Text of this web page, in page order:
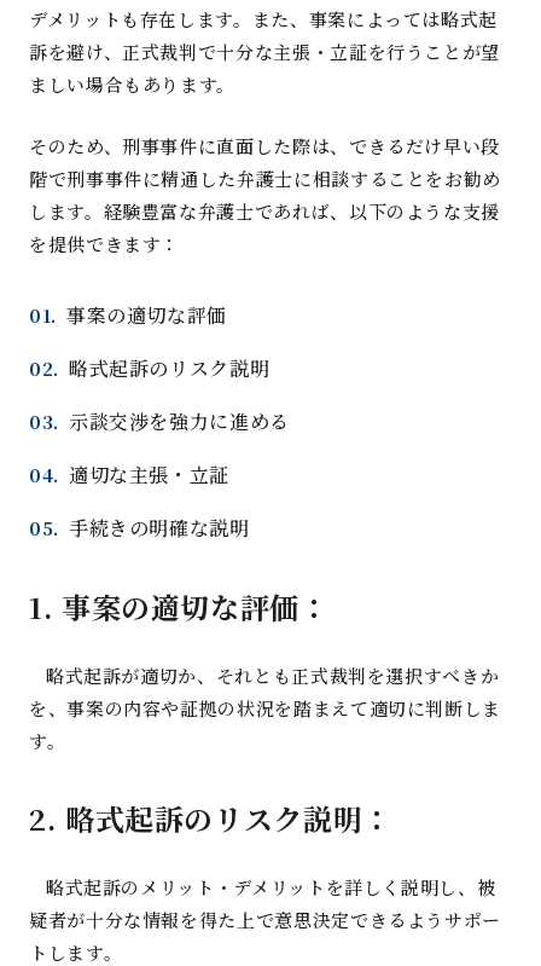
デメリットも存在します。また、事案によっては略式起
訴を避け、正式裁判で十分な主張・立証を行うことが望
ましい場合もあります。
そのため、刑事事件に直面した際は、できるだけ早い段
階で刑事事件に精通した弁護士に相談することをお勧め
します。経験豊富な弁護士であれば、以下のような支援
を提供できます ：
事案の適切な評価
略式起訴のリスク説明
示談交渉を強力に進める
適切な主張・立証
手続きの明確な説明
1. 事案の適切な評価 ：
略式起訴が適切か、それとも正式裁判を選択すべきか
を、事案の内容や証拠の状況を踏まえて適切に判断しま
す。
2. 略式起訴のリスク説明 ：
略式起訴のメリット・デメリットを詳しく説明し、被
疑者が十分な情報を得た上で意思決定できるようサポー
トします。